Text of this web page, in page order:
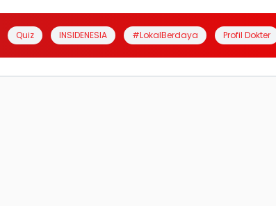
Quiz INSIDENESIA #LokalBerdaya Profil Dokter